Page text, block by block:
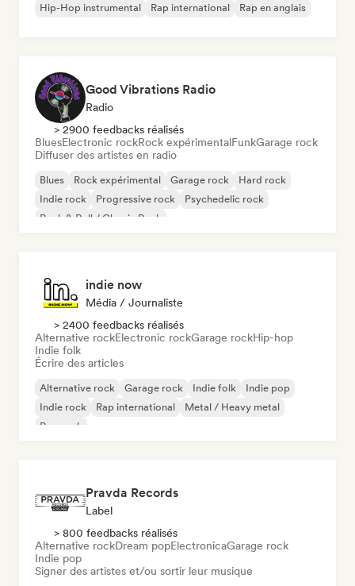
Hip-Hop instrumental
Rap international Rap en anglais
Good Vibrations Radio
Radio
> 2900 feedbacks réalisés
BluesElectronic rockRock expérimentalFunkGarage rock
Diffuser des artistes en radio
Blues Rock expérimental Garage rock
Hard rock
Indie rock
Progressive rock
Psychedelic rock
Rock & Roll / Classic Rock
indie now
Média / Journaliste
> 2400 feedbacks réalisés
Alternative rockElectronic rockGarage rockHip-hop
Indie folk
Écrire des articles
Alternative rock Garage rock Indie folk
Indie pop
Indie rock
Rap international
Metal / Heavy metal
Pop rock
Pravda Records
Label
> 800 feedbacks réalisés
Alternative rockDream popElectronicaGarage rock
Indie pop
Signer des artistes et/ou sortir leur musique